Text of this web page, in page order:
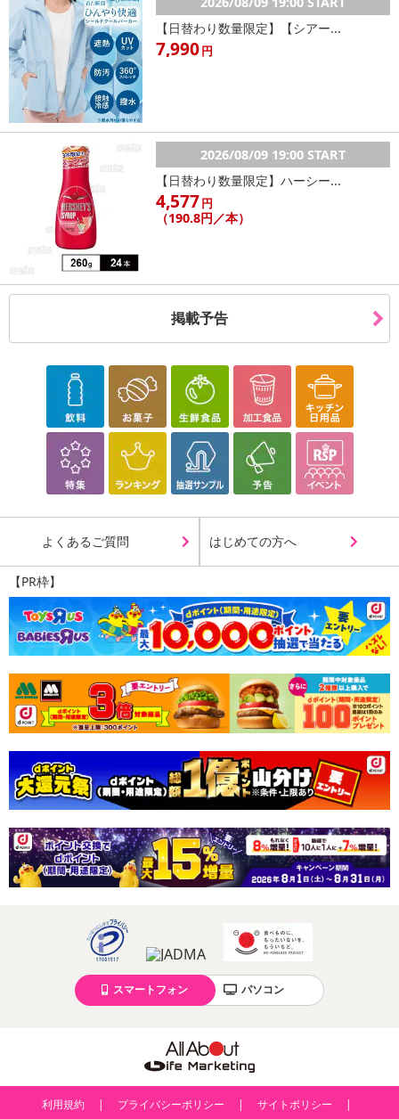
【日替わり数量限定】【シアー...
7,990円
2026/08/09 19:00 START
【日替わり数量限定】ハーシー...
4,577円
（190.8円／本）
掲載予告
よくあるご質問 はじめての方へ
【PR枠】
スマートフォン パソコン
利用規約 プライバシーポリシー
サイトポリシー